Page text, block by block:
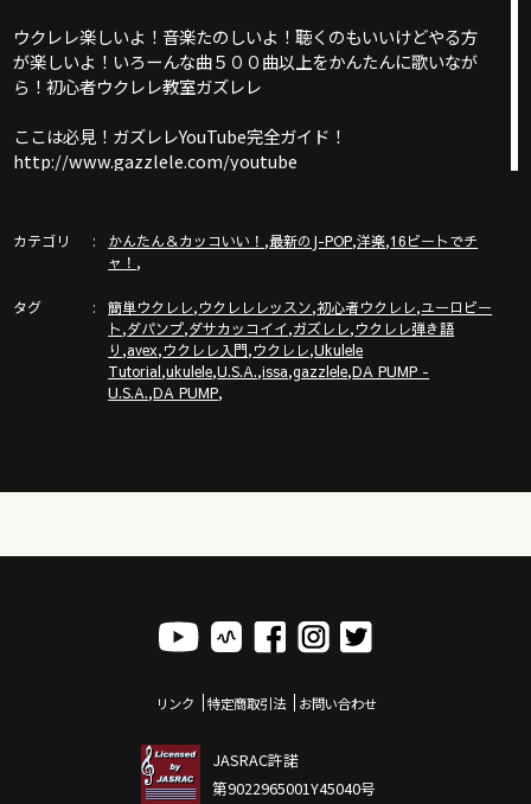
ウクレレ楽しいよ！音楽たのしいよ！聴くのもいいけどやる方
が楽しいよ！いろーんな曲５００曲以上をかんたんに歌いなが
ら！初心者ウクレレ教室ガズレレ
ここは必見！ガズレレYouTube完全ガイド！
http://www.gazzlele.com/youtube
いい話？のブログ書いてます！
http://ameblo.jp/gazzlele
ガズレレホームページ
http://www.gazzlele.com/
ガズレレ歌本
カテゴリ かんたん＆カッコいい！ ,最新のJ-POP,洋楽,16ビートでチ
ャ！ ,
タグ 簡単ウクレレ,ウクレレレッスン,初心者ウクレレ,ユーロビー
ト,ダパンプ,ダサカッコイイ,ガズレレ,ウクレレ弾き語
り ,avex,ウクレレ入門,ウクレレ,Ukulele
Tutorial,ukulele,U.S.A.,issa,gazzlele,DA PUMP -
U.S.A.,DA PUMP,
リンク 特定商取引法 お問い合わせ
JASRAC許諾
第9022965001Y45040号